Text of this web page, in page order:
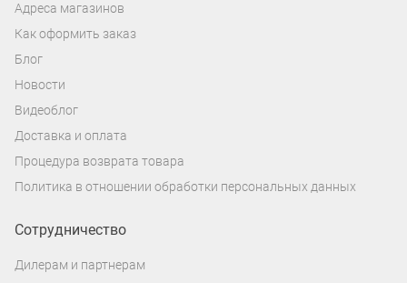
Адреса магазинов
Как оформить заказ
Блог
Новости
Видеоблог
Доставка и оплата
Процедура возврата товара
Политика в отношении обработки персональных данных
Сотрудничество
Дилерам и партнерам